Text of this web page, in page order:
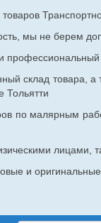
товаров
мы не берем
профессиональный
склад товара, а
Тольятти
по малярным
лицами,
и